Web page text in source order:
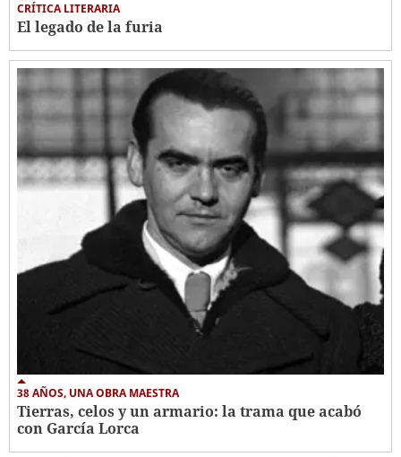
CRÍTICA LITERARIA
El legado de la furia
38 AÑOS, UNA OBRA MAESTRA
Tierras, celos y un armario: la trama que acabó
con García Lorca